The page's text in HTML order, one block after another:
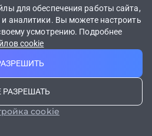
чек
8 800 200-55-75
Круглосуточно,
support-tk@korona.net
для обеспечения работы сайта,
и аналитики. Вы можете настроить
усмотрению. Подробнее
cookie
РАЗРЕШАТЬ
cookie